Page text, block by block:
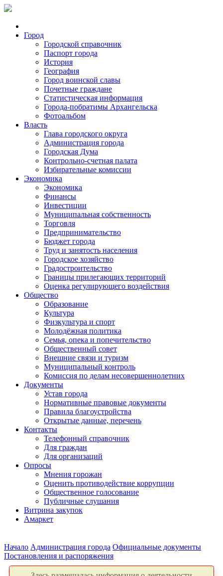
Город
Городской справочник
Паспорт города
История
География
Город воинской славы
Почетные граждане
Статистическая информация
Города-побратимы Архангельска
Фотоальбом
Власть
Глава городского округа
Администрация города
Городская Дума
Контрольно-счетная палата
Избирательные комиссии
Экономика
Экономика
Финансы
Инвестиции
Муниципальная собственность
Торговля
Предпринимательство
Бюджет города
Труд и занятость населения
Городское хозяйство
Градостроительство
Границы прилегающих территорий
Оценка регулирующего воздействия
Общество
Образование
Культура
Физкультура и спорт
Молодёжная политика
Семья, опека и попечительство
Общественный совет
Внешние связи и туризм
Муниципальный контроль
Комиссия по делам несовершеннолетних
Документы
Устав города
Нормативные правовые документы
Правила благоустройства
Открытые данные, перечень
Контакты
Телефонный справочник
Для граждан
Для организаций
Опросы
Мнения горожан
Оценить противодействие коррупции
Общественное голосование
Публичные слушания
Витрина закупок
Амаркет
Начало Администрация города Официальные документы
Постановления и распоряжения